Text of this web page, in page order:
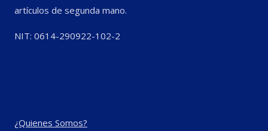
artículos de segunda mano.
NIT: 0614-290922-102-2
¿Quienes Somos?